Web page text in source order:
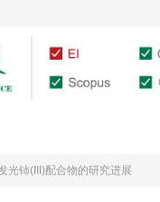
光铈(III)配合物的研究进展